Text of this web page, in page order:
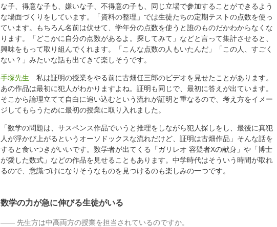
な子、得意な子も、嫌いな子、不得意の子も、同じ立場で参加することができるよう
な場面づくりをしています。「資料の整理」では生徒たちの定期テストの点数を使っ
ています。もちろん名前は伏せて、学年分の点数を使うと誰のものだかわからなくな
ります。「どこかに自分の点数があるよ。探してみて」などと言って集計させると、
興味をもって取り組んでくれます。「こんな点数の人もいたんだ」「この人、すごく
ない？」みたいな話も出てきて楽しそうです。
手塚先生 私は証明の授業をやる前に古畑任三郎のビデオを見せたことがあります。
あの作品は最初に犯人がわかりますよね。証明も同じで、最初に答えが出ています。
そこから論理立てて自白に追い込むという流れが証明と重なるので、考え方をイメー
ジしてもらうために最初の授業に取り入れました。
「数学の問題は、サスペンス作品でいうと推理をしながら犯人探しをし、最後に真犯
人が浮かび上がるというオーソドックスな流れだけど、証明は古畑作品」そんな話を
すると食いつきがいいです。数学者が出てくる「ガリレオ 容疑者Xの献身」や「博士
が愛した数式」などの作品を見せることもあります。中学時代はそういう時間が取れ
るので、意識づけになりそうなものを見つけるのも楽しみの一つです。
数学の力が急に伸びる生徒がいる
先生方は中高両方の授業を担当されているのですか。